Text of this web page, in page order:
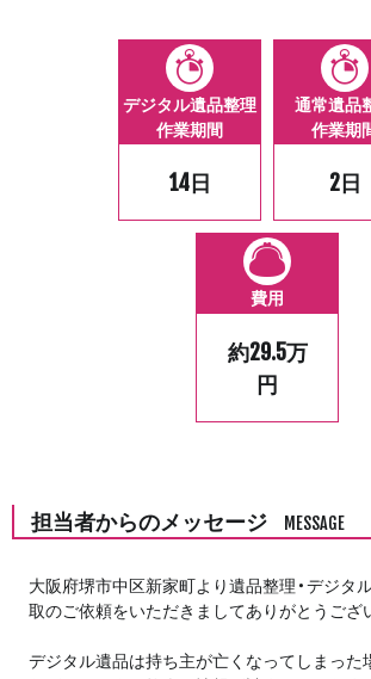
デジタル遺品整理
作業期間
14日
通常遺品
作業期
2日
費用
約29.5万
円
担当者からのメッセージ MESSAGE
大阪府堺市中区新家町より遺品整理・デジタ
取のご依頼をいただきましてありがとうござ
デジタル遺品は持ち主が亡くなってしまった